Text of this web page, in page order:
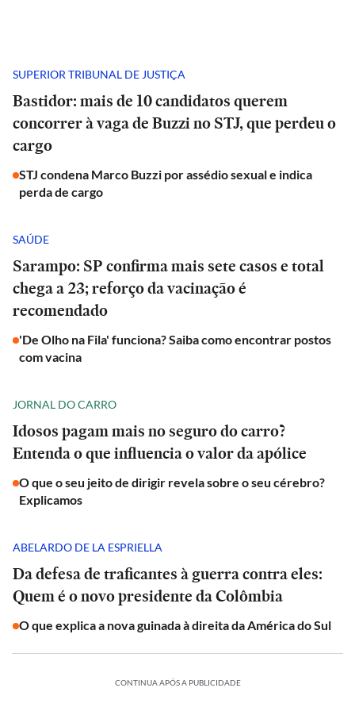
SUPERIOR TRIBUNAL DE JUSTIÇA
Bastidor: mais de 10 candidatos querem
concorrer à vaga de Buzzi no STJ, que perdeu o
cargo
STJ condena Marco Buzzi por assédio sexual e indica
perda de cargo
SAÚDE
Sarampo: SP confirma mais sete casos e total
chega a 23; reforço da vacinação é
recomendado
'De Olho na Fila' funciona? Saiba como encontrar postos
com vacina
JORNAL DO CARRO
Idosos pagam mais no seguro do carro?
Entenda o que influencia o valor da apólice
O que o seu jeito de dirigir revela sobre o seu cérebro?
Explicamos
ABELARDO DE LA ESPRIELLA
Da defesa de traficantes à guerra contra eles:
Quem é o novo presidente da Colômbia
O que explica a nova guinada à direita da América do Sul
CONTINUA APÓS A PUBLICIDADE